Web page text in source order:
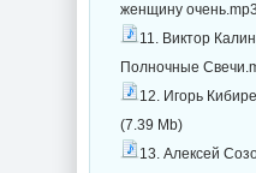
женщину
11. Виктор
Полночные
12. Игорь
(7.39 Mb)
13. Алексей